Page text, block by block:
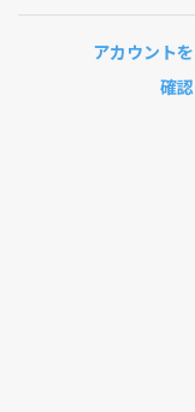
アカウント
確